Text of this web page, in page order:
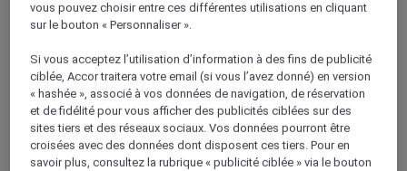
Professionnels
Retour
Professionnels du voyage
Voyageurs d'affaire
NOS ABONNEMENTS
ALL Accor+ Voyager
ALL Accor+ ibis
vous pouvez choisir entre ces différentes utilisations en cliquant
sur le bouton « Personnaliser ».
Si vous acceptez l’utilisation d’information à des fins de publicité
ciblée, Accor traitera votre email (si vous l’avez donné) en version
« hashée », associé à vos données de navigation, de réservation
et de fidélité pour vous afficher des publicités ciblées sur des
sites tiers et des réseaux sociaux. Vos données pourront être
croisées avec des données dont disposent ces tiers. Pour en
savoir plus, consultez la rubrique « publicité ciblée » via le bouton